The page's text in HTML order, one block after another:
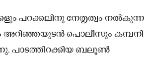
പറക്കലിനു നേതൃത്വം നൽകുന്ന
പൊലീസും കമ്പനി
പാടത്തിറക്കിയ ബലൂൺ